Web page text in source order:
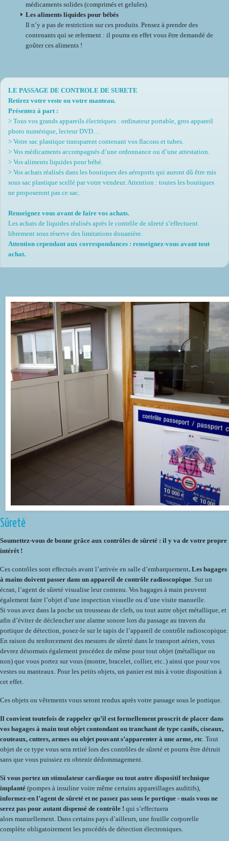
médicaments solides (comprimés et gelules).
Les aliments liquides pour bébés
Il n’y a pas de restriction sur ces produits. Pensez à prendre des
contenants qui se referment : il pourra en effet vous être demandé de
goûter ces aliments !
LE PASSAGE DE CONTROLE DE SURETE
Retirez votre veste ou votre manteau.
Présentez à part :
> Tous vos grands appareils électriques : ordinateur portable, gros appareil
photo numérique, lecteur DVD…
> Votre sac plastique transparent contenant vos flacons et tubes.
> Vos médicaments accompagnés d’une ordonnance ou d’une attestation.
> Vos aliments liquides pour bébé.
> Vos achats réalisés dans les boutiques des aéroports qui auront dû être mis
sous sac plastique scellé par votre vendeur. Attention : toutes les boutiques
ne proposeront pas ce sac.
Renseignez vous avant de faire vos achats.
Les achats de liquides réalisés après le contrôle de sûreté s’effectuent
librement sous réserve des limitations douanière.
Attention cependant aux correspondances : renseignez-vous avant tout
achat.
Sûreté
Soumettez-vous de bonne grâce aux contrôles de sûreté : il y va de votre propre
intérêt !
Ces contrôles sont effectués avant l’arrivée en salle d’embarquement. Les bagages
à mains doivent passer dans un appareil de contrôle radioscopique. Sur un
écran, l’agent de sûreté visualise leur contenu. Vos bagages à main peuvent
également faire l’objet d’une inspection visuelle ou d’une visite manuelle.
Si vous avez dans la poche un trousseau de clefs, ou tout autre objet métallique, et
afin d’éviter de déclencher une alarme sonore lors du passage au travers du
portique de détection, posez-le sur le tapis de l’appareil de contrôle radioscopique.
En raison du renforcement des mesures de sûreté dans le transport aérien, vous
devrez désormais également procédez de même pour tout objet (métallique ou
non) que vous portez sur vous (montre, bracelet, collier, etc..) ainsi que pour vos
vestes ou manteaux. Pour les petits objets, un panier est mis à votre disposition à
cet effet.
Ces objets ou vêtements vous seront rendus après votre passage sous le portique.
Il convient toutefois de rappeler qu’il est formellement proscrit de placer dans
vos bagages à main tout objet contondant ou tranchant de type canifs, ciseaux,
couteaux, cutters, armes ou objet pouvant s’apparenter à une arme, etc. Tout
objet de ce type vous sera retiré lors des contrôles de sûreté et pourra être détruit
sans que vous puissiez en obtenir dédommagement.
Si vous portez un stimulateur cardiaque ou tout autre dispositif technique
implanté (pompes à insuline voire même certains appareillages auditifs),
informez-en l’agent de sûreté et ne passez pas sous le portique - mais vous ne
serez pas pour autant dispensé de contrôle ! qui s’effectuera
alors manuellement. Dans certains pays d’ailleurs, une fouille corporelle
complète obligatoirement les procédés de détection électroniques.